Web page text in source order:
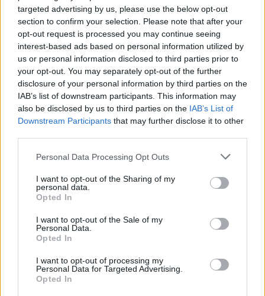
targeted advertising by us, please use the below opt-out
section to confirm your selection. Please note that after your
opt-out request is processed you may continue seeing
interest-based ads based on personal information utilized by
us or personal information disclosed to third parties prior to
your opt-out. You may separately opt-out of the further
disclosure of your personal information by third parties on the
IAB’s list of downstream participants. This information may
also be disclosed by us to third parties on the IAB’s List of
Downstream Participants that may further disclose it to other
Personal Data Processing Opt Outs
I want to opt-out of the Sharing of my
personal data.
Opted In
I want to opt-out of the Sale of my
Personal Data.
Opted In
I want to opt-out of processing my
Personal Data for Targeted Advertising.
Opted In
Русия започна да внася петролни
продукти от Южна Корея.
07.08.2026 / 17:05
Древен храм на почти 900 години
откриха под кафене за сладолед в
Полша